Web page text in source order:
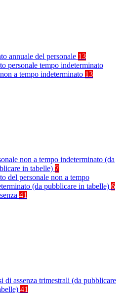
annuale del personale 13
personale tempo indeterminato
a tempo indeterminato 13
non a tempo indeterminato (da
in tabelle) 7
del personale non a tempo
(da pubblicare in tabelle) 6
41
di assenza trimestrali (da pubblicare
41